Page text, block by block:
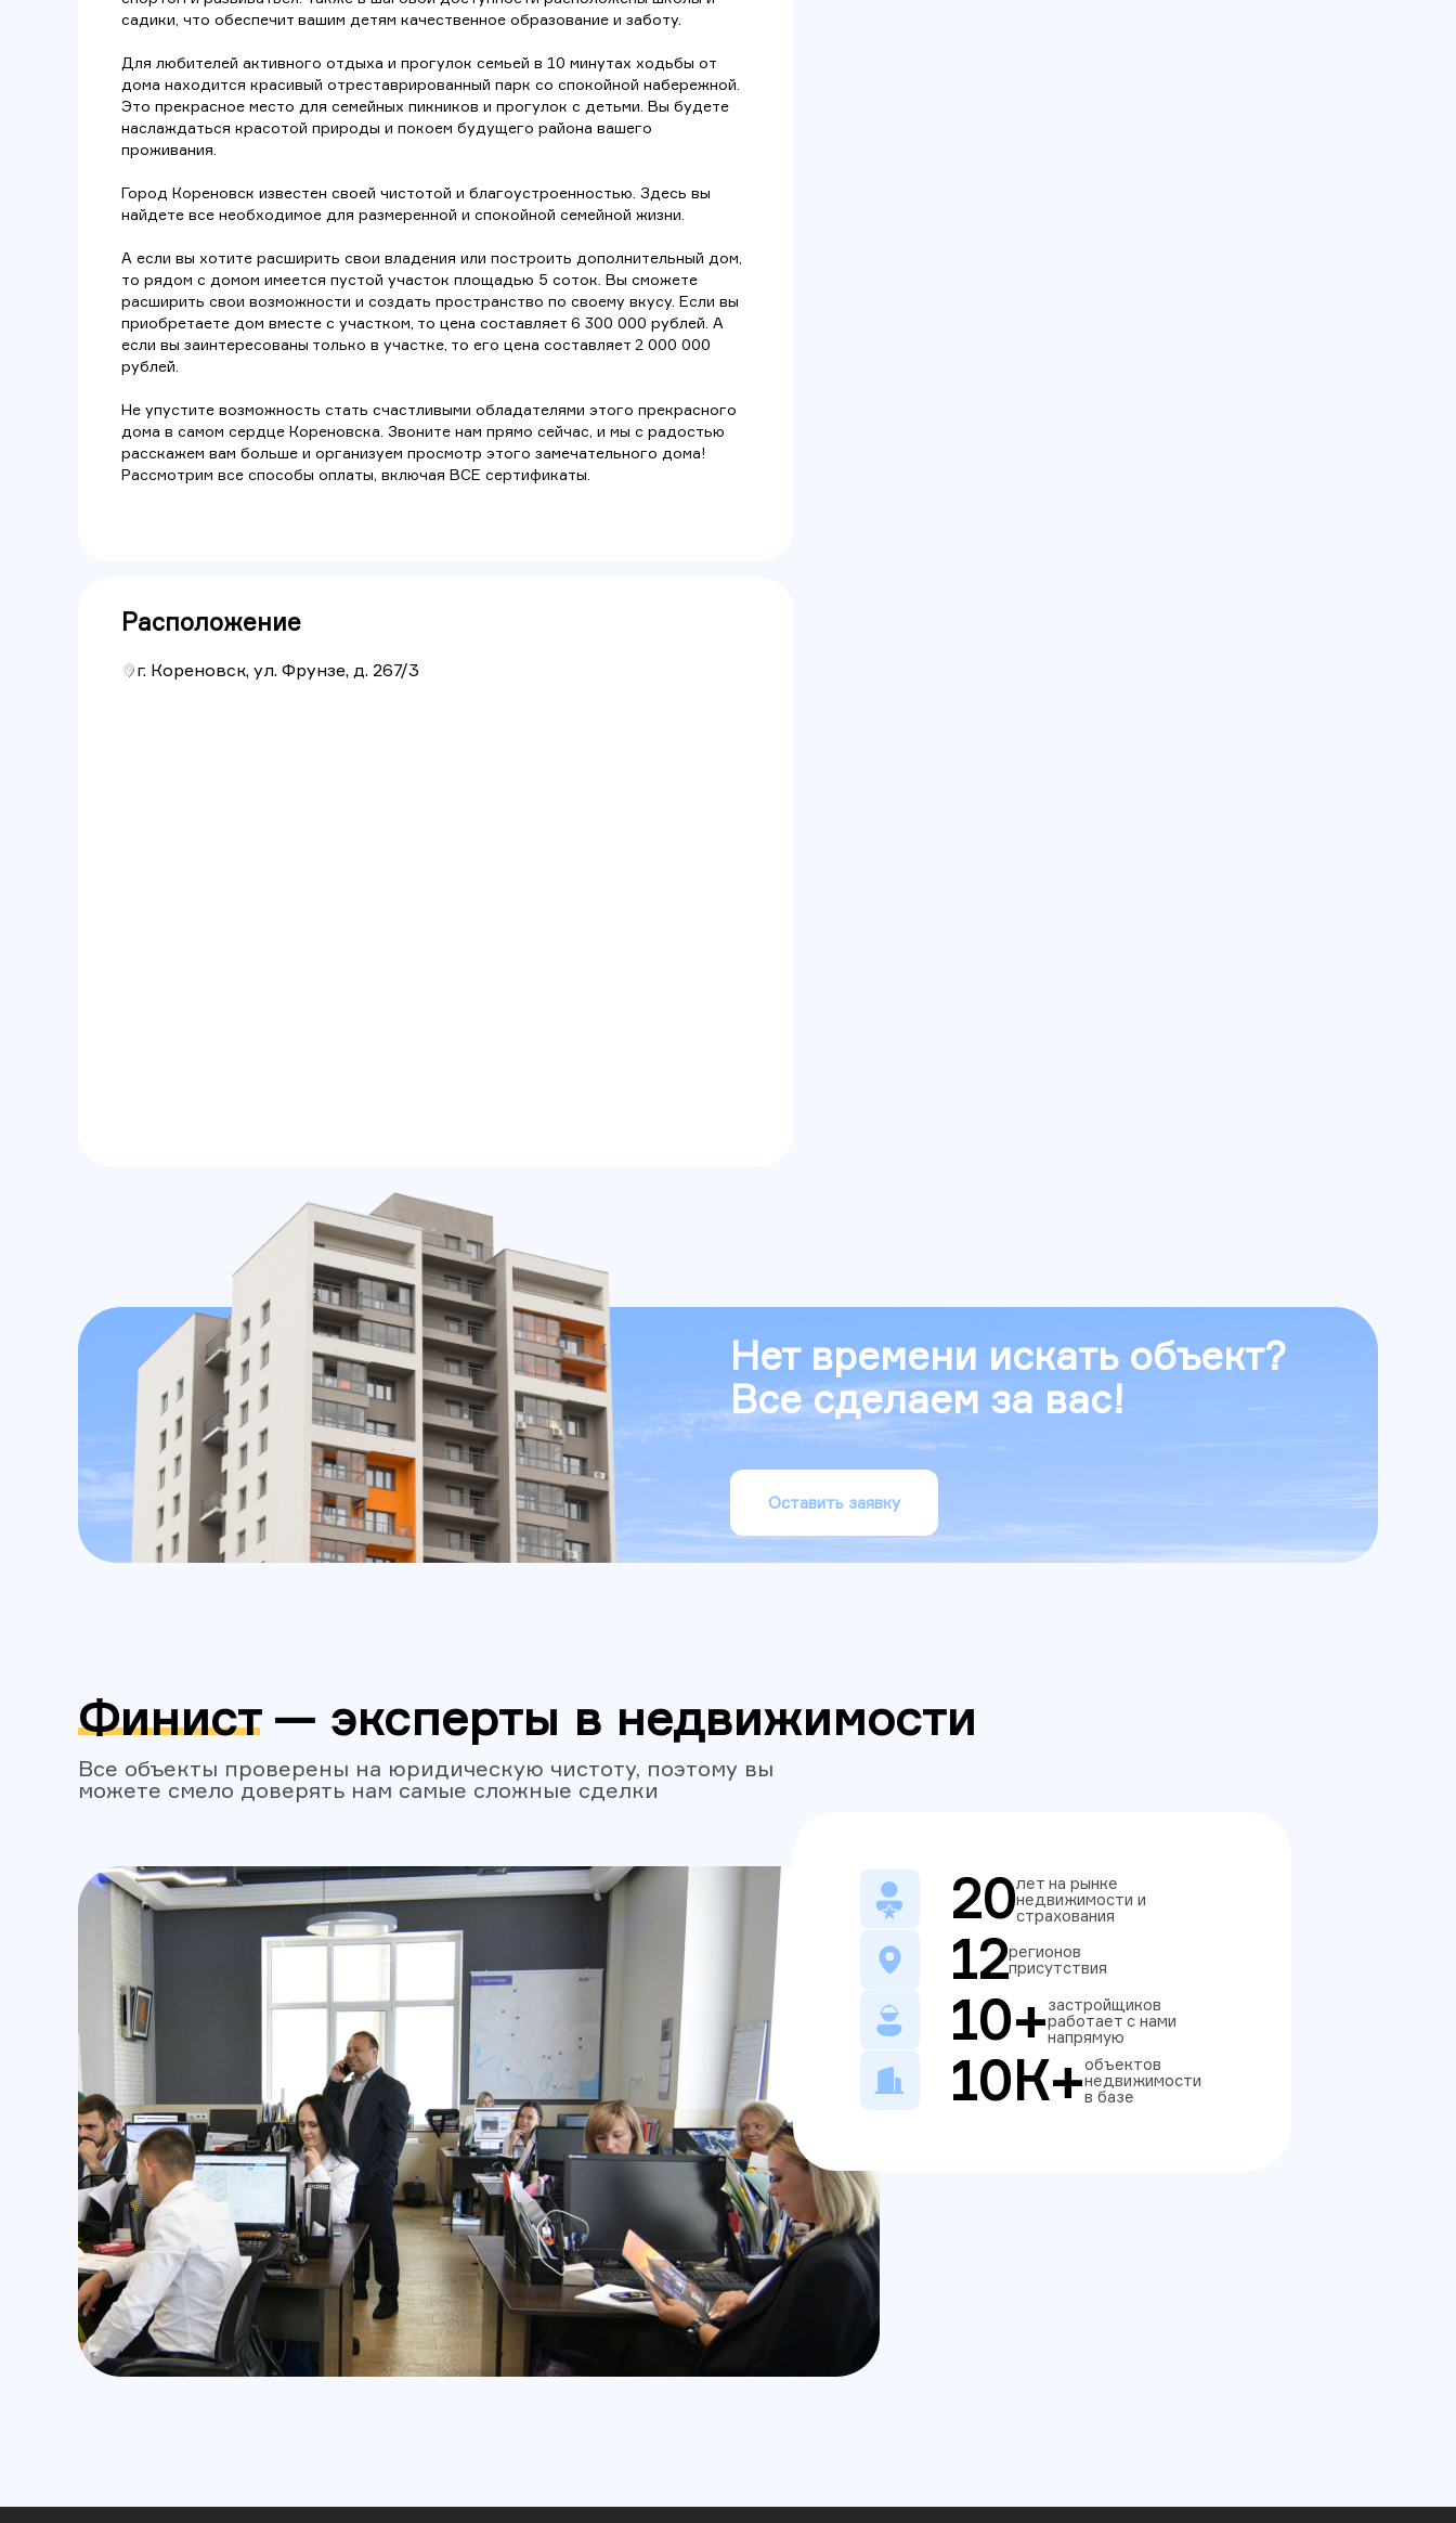
садики, что обеспечит вашим детям качественное образование и заботу.
Для любителей активного отдыха и прогулок семьей в 10 минутах ходьбы от
дома находится красивый отреставрированный парк со спокойной набережной.
Это прекрасное место для семейных пикников и прогулок с детьми. Вы будете
наслаждаться красотой природы и покоем будущего района вашего
проживания.
Город Кореновск известен своей чистотой и благоустроенностью. Здесь вы
найдете все необходимое для размеренной и спокойной семейной жизни.
А если вы хотите расширить свои владения или построить дополнительный дом,
то рядом с домом имеется пустой участок площадью 5 соток. Вы сможете
расширить свои возможности и создать пространство по своему вкусу. Если вы
приобретаете дом вместе с участком, то цена составляет 6 300 000 рублей. А
если вы заинтересованы только в участке, то его цена составляет 2 000 000
рублей.
Не упустите возможность стать счастливыми обладателями этого прекрасного
дома в самом сердце Кореновска. Звоните нам прямо сейчас, и мы с радостью
расскажем вам больше и организуем просмотр этого замечательного дома!
Рассмотрим все способы оплаты, включая ВСЕ сертификаты.
Расположение
г. Кореновск, ул. Фрунзе, д. 267/3
Нет времени искать объект?
Все сделаем за вас!
Оставить заявку
Финист — эксперты в недвижимости
Все объекты проверены на юридическую чистоту, поэтому вы
можете смело доверять нам самые сложные сделки
20лет на рынке
недвижимости и
страхования
12регионов
присутствия
10+застройщиков
работает с нами
напрямую
10К+объектов
недвижимости
в базе